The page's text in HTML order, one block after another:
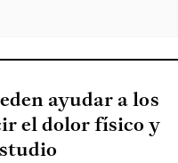
ayudar a los
el dolor físico y